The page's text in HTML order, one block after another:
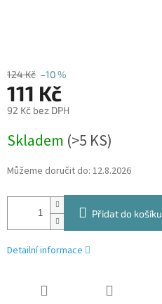
124 Kč –10 %
111 Kč
92 Kč bez DPH
cena:
Skladem (>5 KS)
Můžeme doručit do: 12.8.2026
Přidat do košíku
Detailní informace